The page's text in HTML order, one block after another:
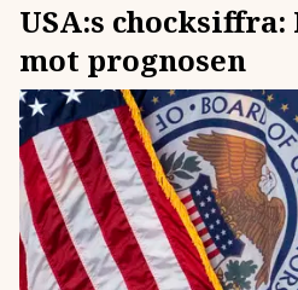
USA:s
mot prognosen